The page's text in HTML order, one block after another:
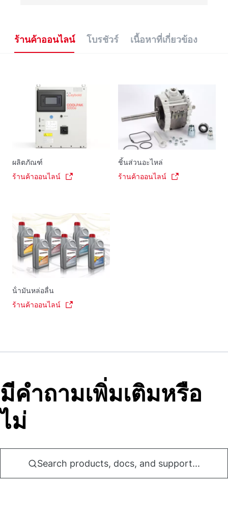
ร้านค้าออนไลน์ โบรชัวร์ เนื้อหาที่เกี่ยวข้อง
ผลิตภัณฑ์
ร้านค้าออนไลน์
ชิ้นส่วนอะไหล่
ร้านค้าออนไลน์
น้ํามันหล่อลื่น
ร้านค้าออนไลน์
มีคําถามเพิ่มเติมหรือ
ไม่
Search products, docs, and support...